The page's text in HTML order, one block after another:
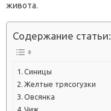
живота.
Содержание статьи:
Синицы
Желтые трясогузки
Овсянка
Чиж